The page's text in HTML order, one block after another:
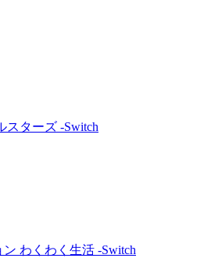
スターズ -Switch
わくわく生活 -Switch